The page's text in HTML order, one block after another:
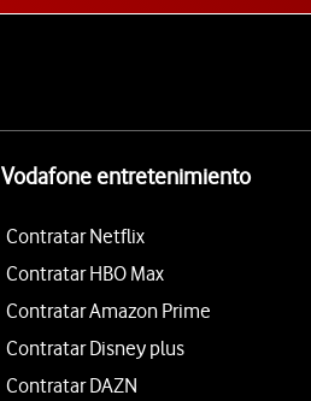
Vodafone entretenimiento
Contratar Netflix
Contratar HBO Max
Contratar Amazon Prime
Contratar Disney plus
Contratar DAZN